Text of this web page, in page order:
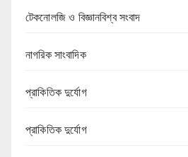
টেকনোলজি ও বিজ্ঞানবিশ্ব সংবাদ
নাগরিক সাংবাদিক
প্রাকিতিক দুর্যোগ
প্রাকিতিক দুর্যোগ